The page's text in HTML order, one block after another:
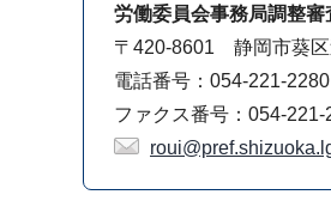
労働委員会事務局調整審
〒420-8601 静岡市葵区
電話番号：054-221-2280
ファクス番号：054-221-